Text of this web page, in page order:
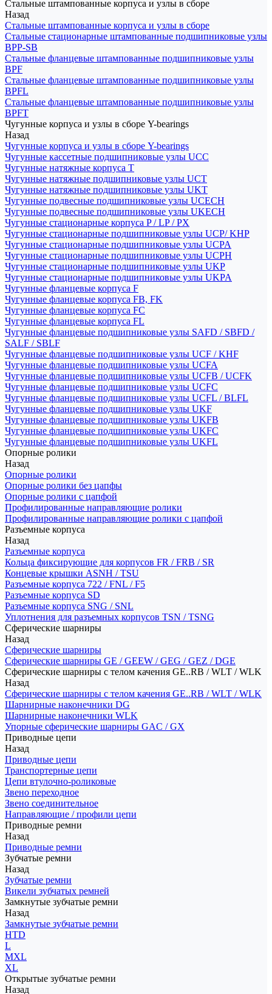
Стальные штампованные корпуса и узлы в сборе
Назад
Стальные штампованные корпуса и узлы в сборе
Стальные стационарные штампованные подшипниковые узлы
BPP-SB
Стальные фланцевые штампованные подшипниковые узлы
BPF
Стальные фланцевые штампованные подшипниковые узлы
BPFL
Стальные фланцевые штампованные подшипниковые узлы
BPFT
Чугунные корпуса и узлы в сборе Y-bearings
Назад
Чугунные корпуса и узлы в сборе Y-bearings
Чугунные кассетные подшипниковые узлы UCC
Чугунные натяжные корпуса T
Чугунные натяжные подшипниковые узлы UCT
Чугунные натяжные подшипниковые узлы UKT
Чугунные подвесные подшипниковые узлы UCECH
Чугунные подвесные подшипниковые узлы UKECH
Чугунные стационарные корпуса P / LP / PX
Чугунные стационарные подшипниковые узлы UCP/ KHP
Чугунные стационарные подшипниковые узлы UCPA
Чугунные стационарные подшипниковые узлы UCPH
Чугунные стационарные подшипниковые узлы UKP
Чугунные стационарные подшипниковые узлы UKPA
Чугунные фланцевые корпуса F
Чугунные фланцевые корпуса FB, FK
Чугунные фланцевые корпуса FC
Чугунные фланцевые корпуса FL
Чугунные фланцевые подшипниковые узлы SAFD / SBFD /
SALF / SBLF
Чугунные фланцевые подшипниковые узлы UCF / KHF
Чугунные фланцевые подшипниковые узлы UCFA
Чугунные фланцевые подшипниковые узлы UCFB / UCFK
Чугунные фланцевые подшипниковые узлы UCFC
Чугунные фланцевые подшипниковые узлы UCFL / BLFL
Чугунные фланцевые подшипниковые узлы UKF
Чугунные фланцевые подшипниковые узлы UKFB
Чугунные фланцевые подшипниковые узлы UKFC
Чугунные фланцевые подшипниковые узлы UKFL
Опорные ролики
Назад
Опорные ролики
Опорные ролики без цапфы
Опорные ролики с цапфой
Профилированные направляющие ролики
Профилированные направляющие ролики с цапфой
Разъемные корпуса
Назад
Разъемные корпуса
Кольца фиксирующие для корпусов FR / FRB / SR
Концевые крышки ASNH / TSU
Разъемные корпуса 722 / FNL / F5
Разъемные корпуса SD
Разъемные корпуса SNG / SNL
Уплотнения для разъемных корпусов TSN / TSNG
Сферические шарниры
Назад
Сферические шарниры
Сферические шарниры GE / GEEW / GEG / GEZ / DGE
Сферические шарниры с телом качения GE..RB / WLT / WLK
Назад
Сферические шарниры с телом качения GE..RB / WLT / WLK
Шарнирные наконечники DG
Шарнирные наконечники WLK
Упорные сферические шарниры GAC / GX
Приводные цепи
Назад
Приводные цепи
Транспортерные цепи
Цепи втулочно-роликовые
Звено переходное
Звено соединительное
Направляющие / профили цепи
Приводные ремни
Назад
Приводные ремни
Зубчатые ремни
Назад
Зубчатые ремни
Викели зубчатых ремней
Замкнутые зубчатые ремни
Назад
Замкнутые зубчатые ремни
HTD
L
MXL
XL
Открытые зубчатые ремни
Назад